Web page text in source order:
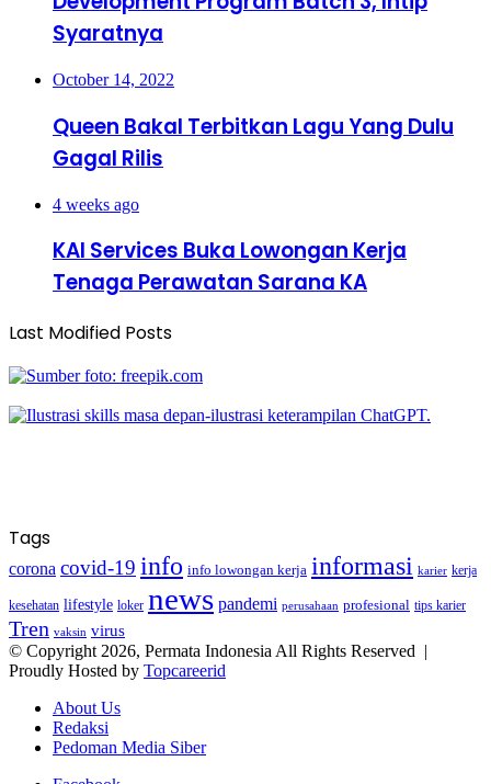
Syaratnya
October 14, 2022
Queen Bakal Terbitkan Lagu Yang Dulu
Gagal Rilis
4 weeks ago
KAI Services Buka Lowongan Kerja
Tenaga Perawatan Sarana KA
Last Modified Posts
Tags
corona covid-19 info info lowongan kerja informasi karier kerja
kesehatan lifestyle loker news pandemi perusahaan profesional tips karier
Tren vaksin virus
© Copyright 2026, Permata Indonesia All Rights Reserved |
Proudly Hosted by Topcareerid
About Us
Redaksi
Pedoman Media Siber